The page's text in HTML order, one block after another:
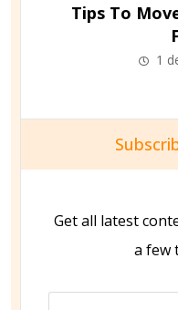
Tips To
1
Get all latest
a few